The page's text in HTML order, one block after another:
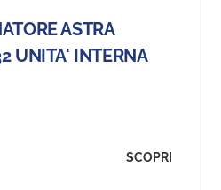
ASTRA
UNITA' INTERNA
SCOPRI